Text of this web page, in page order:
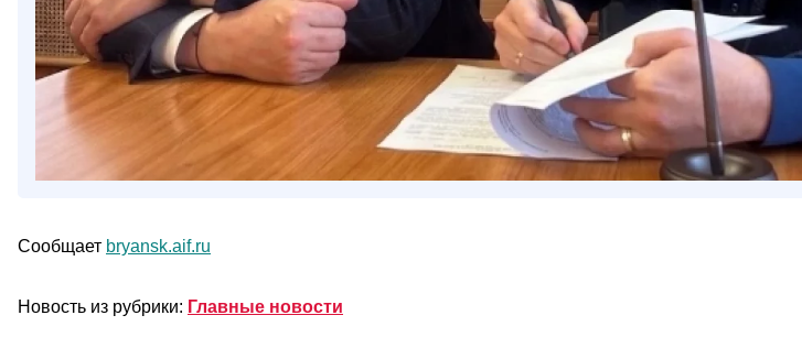
Сообщает bryansk.aif.ru
Новость из рубрики: Главные новости